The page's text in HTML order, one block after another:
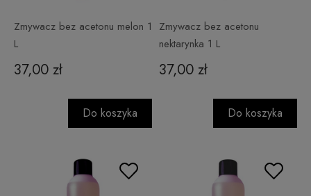
Zmywacz bez acetonu melon 1
L
37,00 zł
Do koszyka
Zmywacz bez acetonu
nektarynka 1 L
37,00 zł
Do koszyka